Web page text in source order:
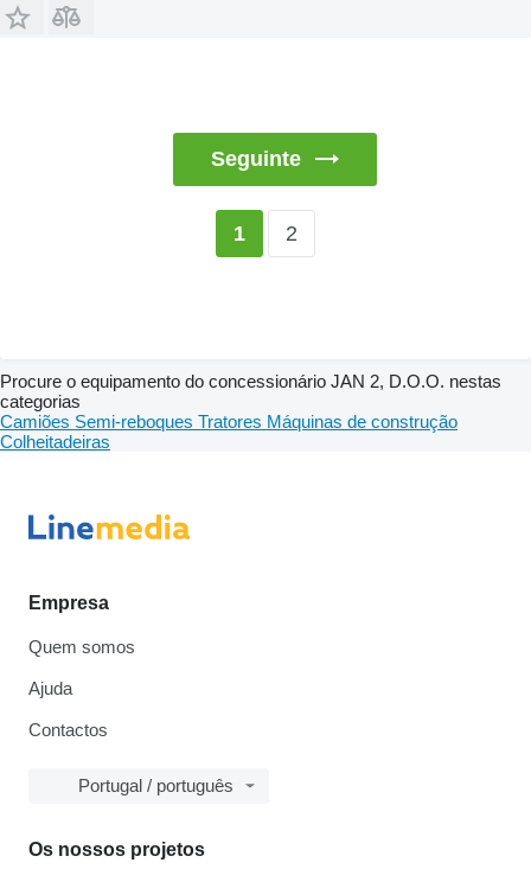
Seguinte
1 2
Procure o equipamento do concessionário JAN 2, D.O.O. nestas
categorias
Camiões Semi-reboques Tratores Máquinas de construção
Colheitadeiras
Empresa
Quem somos
Ajuda
Contactos
Portugal / português
Os nossos projetos